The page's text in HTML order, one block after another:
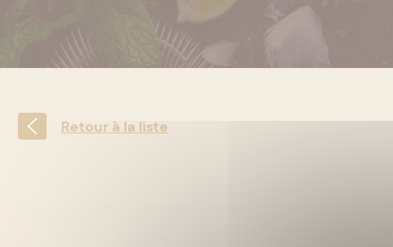
Retour à la liste